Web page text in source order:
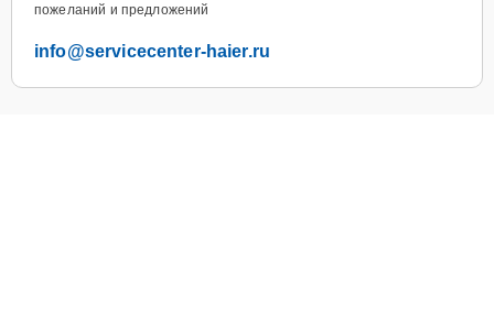
пожеланий и предложений
info@servicecenter-haier.ru